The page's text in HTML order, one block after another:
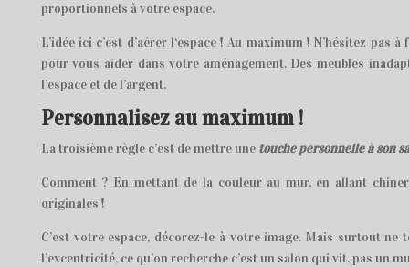
proportionnels à votre espace.
L’idée ici c’est d’aérer l‘espace ! Au maximum ! N’hésitez pas
pour vous aider dans votre aménagement. Des meubles
l’espace et de l’argent.
Personnalisez au maximum !
La troisième règle c’est de mettre une touche personnelle à son
Comment ? En mettant de la couleur au mur, en allant
originales !
C’est votre espace, décorez-le à votre image. Mais surtout ne
l’excentricité, ce qu’on recherche c’est un salon qui vit, pas un